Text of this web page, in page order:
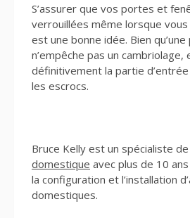
S’assurer que vos portes et
verrouillées même lorsque
est une bonne idée. Bien
n’empêche pas un cambriolage,
définitivement la partie
les escrocs.
Bruce Kelly est un spécialiste de
domestique avec plus de 10
la configuration et l’installation
domestiques.